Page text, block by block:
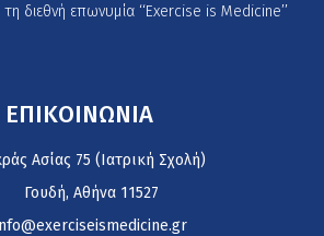
διεθνή επωνυμία ‘‘Exercise is Medicine’’
ΕΠΙΚΟΙΝΩΝΙΑ
Ασίας 75 (Ιατρική Σχολή)
Γουδή, Αθήνα 11527